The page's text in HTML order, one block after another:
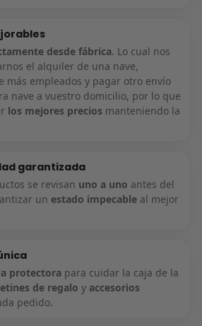
desde fábrica. Lo cual nos
el alquiler de una nave,
más empleados y pagar otro envío
nave a vuestro domicilio, por lo que
los mejores precios manteniendo la
garantizada
se revisan uno a uno antes del
un estado impecableal mejor
protectorapara cuidar la caja de la
de regalo y accesorios
pedido.